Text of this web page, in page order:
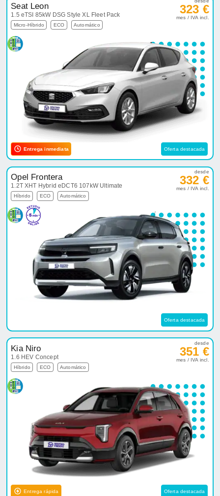
Seat Leon
1.5 eTSI 85kW DSG Style XL Fleet Pack
Micro-Híbrido ECO Automático
323 €
mes / IVA incl.
Entrega inmediata Oferta destacada
Opel Frontera
1.2T XHT Hybrid eDCT6 107kW Ultimate
Híbrido ECO Automático
desde
332 €
mes / IVA incl.
Oferta destacada
Kia Niro
1.6 HEV Concept
Híbrido ECO Automático
desde
351 €
mes / IVA incl.
Entrega rápida Oferta destacada